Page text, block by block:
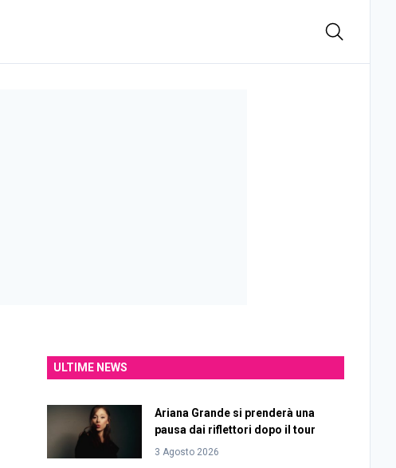
ULTIME NEWS
Ariana Grande si prenderà una
pausa dai riflettori dopo il tour
3 Agosto 2026